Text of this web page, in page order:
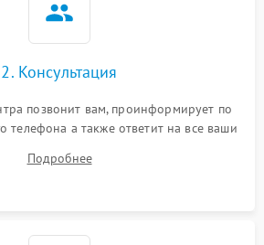
2. Консультация
позвонит вам, проинформирует по
телефона а также ответит на все ваши
Подробнее